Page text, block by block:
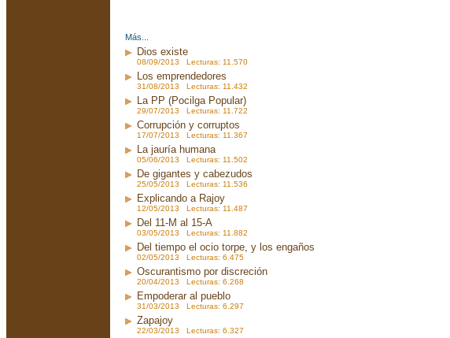
Más...
Dios existe
08/09/2013 Lecturas: 11.570
Los emprendedores
31/08/2013 Lecturas: 11.432
La PP (Pocilga Popular)
29/07/2013 Lecturas: 11.722
Corrupción y corruptos
17/07/2013 Lecturas: 11.367
La jauría humana
05/06/2013 Lecturas: 11.502
De gigantes y cabezudos
25/05/2013 Lecturas: 11.536
Explicando a Rajoy
12/05/2013 Lecturas: 11.487
Del 11-M al 15-A
03/05/2013 Lecturas: 11.882
Del tiempo el ocio torpe, y los engaños
02/05/2013 Lecturas: 6.475
Oscurantismo por discreción
20/04/2013 Lecturas: 6.268
Empoderar al pueblo
31/03/2013 Lecturas: 6.297
Zapajoy
22/03/2013 Lecturas: 6.327